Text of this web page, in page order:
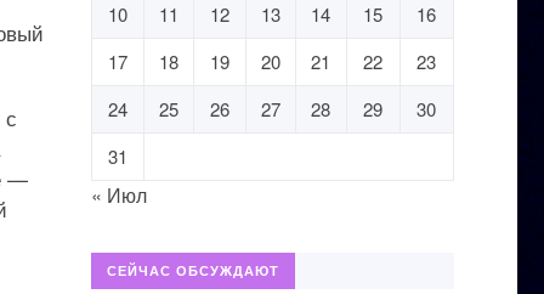
—
10
11 12 13 14 15
16
17
18 19 20 21 22
23
24
25 26 27 28 29
30
31
« Июл
СЕЙЧАС ОБСУЖДАЮТ